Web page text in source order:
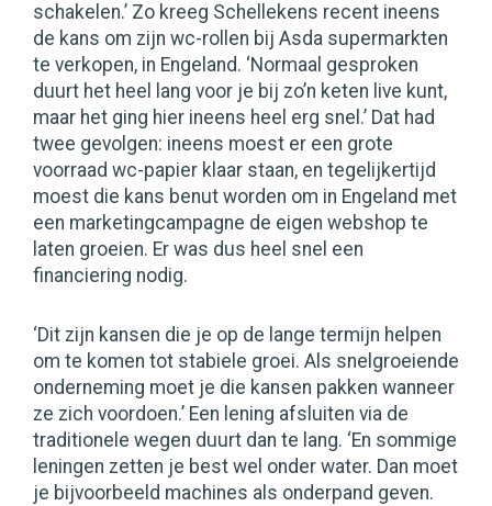
schakelen.’ Zo kreeg Schellekens recent ineens
de kans om zijn wc-rollen bij Asda supermarkten
te verkopen, in Engeland. ‘Normaal gesproken
duurt het heel lang voor je bij zo’n keten live kunt,
maar het ging hier ineens heel erg snel.’ Dat had
twee gevolgen: ineens moest er een grote
voorraad wc-papier klaar staan, en tegelijkertijd
moest die kans benut worden om in Engeland met
een marketingcampagne de eigen webshop te
laten groeien. Er was dus heel snel een
financiering nodig.
‘Dit zijn kansen die je op de lange termijn helpen
om te komen tot stabiele groei. Als snelgroeiende
onderneming moet je die kansen pakken wanneer
ze zich voordoen.’ Een lening afsluiten via de
traditionele wegen duurt dan te lang. ‘En sommige
leningen zetten je best wel onder water. Dan moet
je bijvoorbeeld machines als onderpand geven.